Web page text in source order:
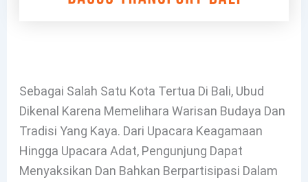
Sebagai Salah Satu Kota Tertua Di Bali, Ubud
Dikenal Karena Memelihara Warisan Budaya Dan
Tradisi Yang Kaya. Dari Upacara Keagamaan
Hingga Upacara Adat, Pengunjung Dapat
Menyaksikan Dan Bahkan Berpartisipasi Dalam